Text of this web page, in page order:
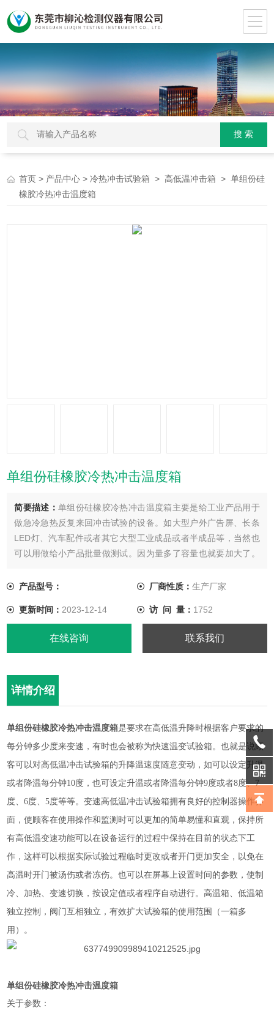
首页 > 产品中心 >冷热冲击试验箱 >高低温冲击箱 > 单组份硅
橡胶冷热冲击温度箱
单组份硅橡胶冷热冲击温度箱
简要描述： 单组份硅橡胶冷热冲击温度箱主要是给工业产品用于
做急冷急热反复来回冲击试验的设备。如大型户外广告屏、长条
LED灯、汽车配件或者其它大型工业成品或者半成品等，当然也
可以用做给小产品批量做测试。因为量多了容量也就要加大了。
光电、LED、显示器、显示屏、航天，航空，手机连接器，PCB
连接
产品型号： 厂商性质： 生产厂家
更新时间： 2023-12-14 访 问 量： 1752
在线咨询 联系我们
详情介绍
单组份硅橡胶冷热冲击温度箱是要求在高低温升降时根据客户要求的
每分钟多少度来变速，有时也会被称为快速温变试验箱。也就是说顾
客可以对高低温冲击试验箱的升降温速度随意变动，如可以设定升温
或者降温每分钟10度，也可设定升温或者降温每分钟9度或者8度、7
度、6度、5度等等。变速高低温冲击试验箱拥有良好的控制器操作界
面，使顾客在使用操作和监测时可以更加的简单易懂和直观，保持所
有高低温变速功能可以在设备运行的过程中保持在目前的状态下工
作，这样可以根据实际试验过程临时更改或者开门更加安全，以免在
高温时开门被汤伤或者冻伤。也可以在屏幕上设置时间的参数，使制
冷、加热、变速切换，按设定值或者程序自动进行。高温箱、低温箱
独立控制，阀门互相独立，有效扩大试验箱的使用范围（一箱多
用）。
单组份硅橡胶冷热冲击温度箱
关于参数：